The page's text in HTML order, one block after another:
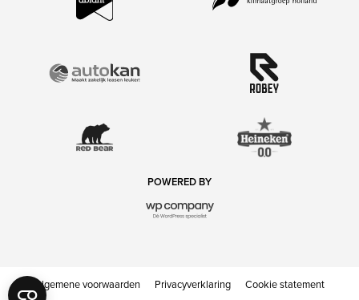
POWERED BY
Algemene voorwaarden Privacyverklaring Cookie statement